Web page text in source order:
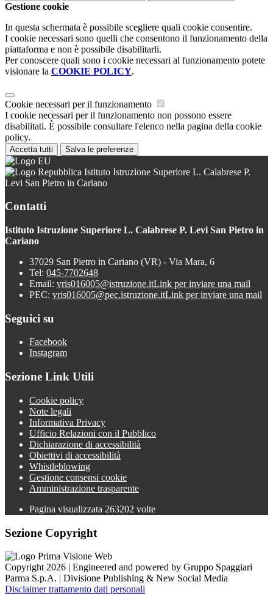
Gestione cookie
In questa schermata è possibile scegliere quali cookie consentire.
I cookie necessari sono quelli che consentono il funzionamento della
piattaforma e non è possibile disabilitarli.
Per conoscere quali sono i cookie necessari al funzionamento potete
visionare la COOKIE POLICY.
Cookie necessari per il funzionamento
I cookie necessari per il funzionamento non possono essere
disabilitati. È possibile consultare l'elenco nella pagina della cookie
policy.
Accetta tutti Salva le preferenze
Istituto Istruzione Superiore L. Calabrese P.
Levi San Pietro in Cariano
Contatti
Istituto Istruzione Superiore L. Calabrese P. Levi San Pietro in
Cariano
37029 San Pietro in Cariano (VR) - Via Mara, 6
Tel: 045-7702648
Email: vris016005@istruzione.itLink per inviare una mail
PEC: vris016005@pec.istruzione.itLink per inviare una mail
Seguici su
Facebook
Instagram
Sezione Link Utili
Cookie policy
Note legali
Informativa Privacy
Ufficio Relazioni con il Pubblico
Dichiarazione di accessibilità
Obiettivi di accessibilità
Whistleblowing
Gestione consensi cookie
Amministrazione trasparente
Pagina visualizzata 263202 volte
Sezione Copyright
Copyright 2026 | Engineered and powered by Gruppo Spaggiari
Parma S.p.A. | Divisione Publishing & New Social Media
Disclaimer trattamento dati personali